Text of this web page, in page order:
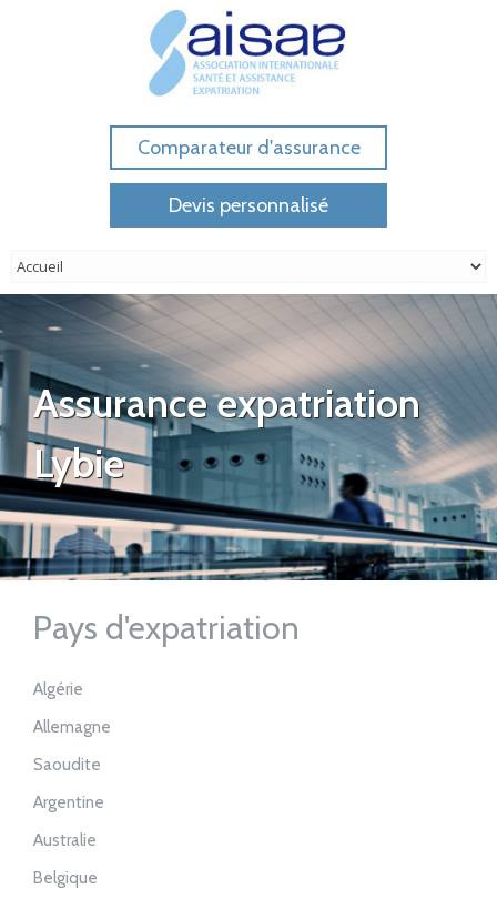
Comparateur d'assurance
Devis personnalisé
Assurance expatriation
Lybie
Pays d'expatriation
Algérie
Allemagne
Saoudite
Argentine
Australie
Belgique